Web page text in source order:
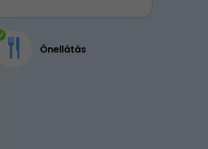
Önellátás